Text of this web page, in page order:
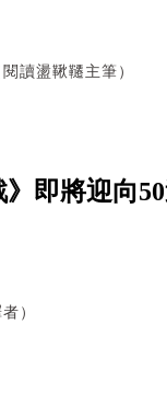
讀盪鞦韆主筆）
》即將迎向
）